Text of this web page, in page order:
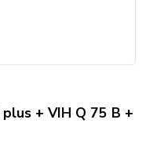
+ VIH Q 75 B +